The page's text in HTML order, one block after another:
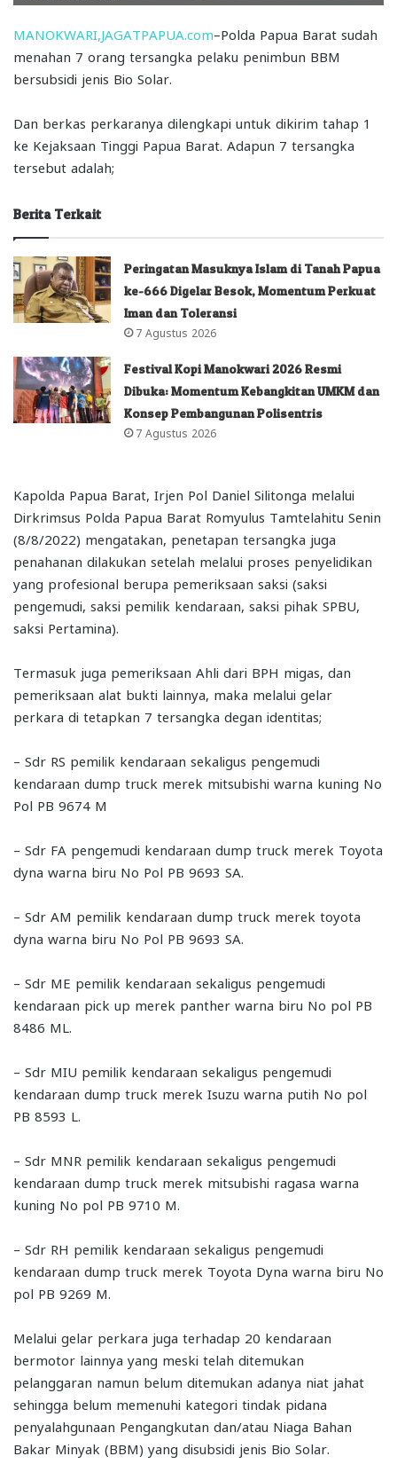
MANOKWARI,JAGATPAPUA.com–Polda Papua Barat sudah
menahan 7 orang tersangka pelaku penimbun BBM
bersubsidi jenis Bio Solar.
Dan berkas perkaranya dilengkapi untuk dikirim tahap 1
ke Kejaksaan Tinggi Papua Barat. Adapun 7 tersangka
tersebut adalah;
Berita Terkait
Peringatan Masuknya Islam di Tanah Papua
ke-666 Digelar Besok, Momentum Perkuat
Iman dan Toleransi
7 Agustus 2026
Festival Kopi Manokwari 2026 Resmi
Dibuka: Momentum Kebangkitan UMKM dan
Konsep Pembangunan Polisentris
7 Agustus 2026
Kapolda Papua Barat, Irjen Pol Daniel Silitonga melalui
Dirkrimsus Polda Papua Barat Romyulus Tamtelahitu Senin
(8/8/2022) mengatakan, penetapan tersangka juga
penahanan dilakukan setelah melalui proses penyelidikan
yang profesional berupa pemeriksaan saksi (saksi
pengemudi, saksi pemilik kendaraan, saksi pihak SPBU,
saksi Pertamina).
Termasuk juga pemeriksaan Ahli dari BPH migas, dan
pemeriksaan alat bukti lainnya, maka melalui gelar
perkara di tetapkan 7 tersangka degan identitas;
– Sdr RS pemilik kendaraan sekaligus pengemudi
kendaraan dump truck merek mitsubishi warna kuning No
Pol PB 9674 M
– Sdr FA pengemudi kendaraan dump truck merek Toyota
dyna warna biru No Pol PB 9693 SA.
– Sdr AM pemilik kendaraan dump truck merek toyota
dyna warna biru No Pol PB 9693 SA.
– Sdr ME pemilik kendaraan sekaligus pengemudi
kendaraan pick up merek panther warna biru No pol PB
8486 ML.
– Sdr MIU pemilik kendaraan sekaligus pengemudi
kendaraan dump truck merek Isuzu warna putih No pol
PB 8593 L.
– Sdr MNR pemilik kendaraan sekaligus pengemudi
kendaraan dump truck merek mitsubishi ragasa warna
kuning No pol PB 9710 M.
– Sdr RH pemilik kendaraan sekaligus pengemudi
kendaraan dump truck merek Toyota Dyna warna biru No
pol PB 9269 M.
Melalui gelar perkara juga terhadap 20 kendaraan
bermotor lainnya yang meski telah ditemukan
pelanggaran namun belum ditemukan adanya niat jahat
sehingga belum memenuhi kategori tindak pidana
penyalahgunaan Pengangkutan dan/atau Niaga Bahan
Bakar Minyak (BBM) yang disubsidi jenis Bio Solar.